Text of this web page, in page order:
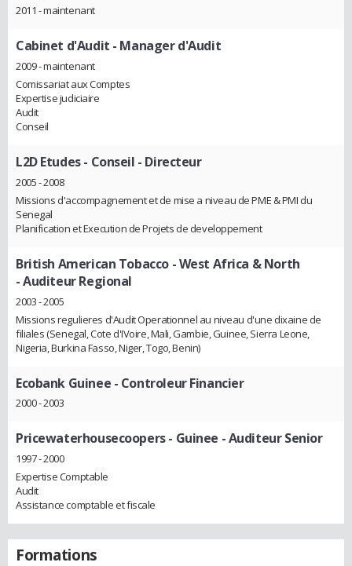
2011 - maintenant
Cabinet d'Audit - Manager d'Audit
2009 - maintenant
Comissariat aux Comptes
Expertise judiciaire
Audit
Conseil
L2D Etudes - Conseil - Directeur
2005 - 2008
Missions d'accompagnement et de mise a niveau de PME & PMI du
Senegal
Planification et Execution de Projets de developpement
British American Tobacco - West Africa & North
- Auditeur Regional
2003 - 2005
Missions regulieres d'Audit Operationnel au niveau d'une dixaine de
filiales (Senegal, Cote d'IVoire, Mali, Gambie, Guinee, Sierra Leone,
Nigeria, Burkina Fasso, Niger, Togo, Benin)
Ecobank Guinee - Controleur Financier
2000 - 2003
Pricewaterhousecoopers - Guinee - Auditeur Senior
1997 - 2000
Expertise Comptable
Audit
Assistance comptable et fiscale
Formations